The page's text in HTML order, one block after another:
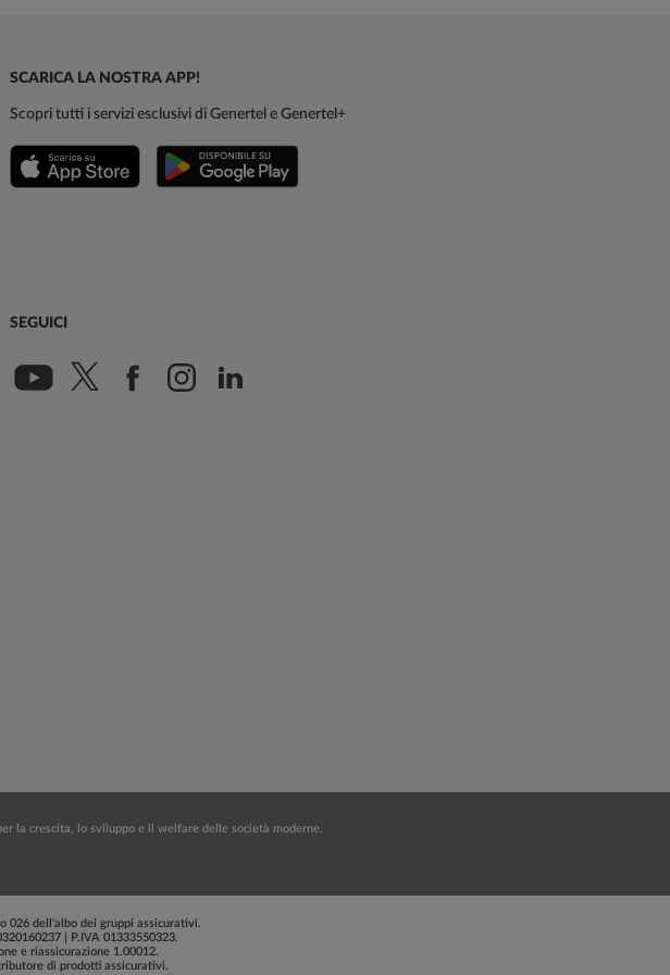
SCARICA LA NOSTRA APP!
Scopri tutti i servizi esclusivi di Genertel e Genertel+
SEGUICI
la crescita, lo sviluppo e il welfare delle società moderne.
026 dell'albo dei gruppi assicurativi.
| P.IVA 01333550323.
e riassicurazione 1.00012.
di prodotti assicurativi.